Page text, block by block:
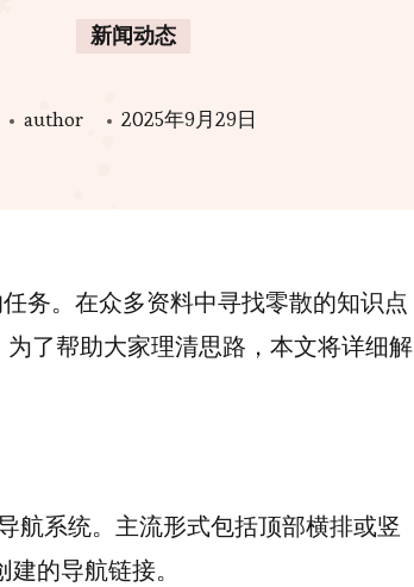
新闻动态
author 2025年9月29日
务。在众多资料中寻找零散的知识点
了帮助大家理清思路，本文将详细解
航系统。主流形式包括顶部横排或竖
的导航链接。